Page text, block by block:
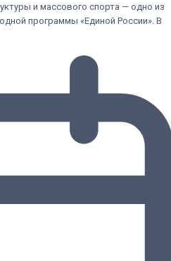
и массового спорта — одно из
программы «Единой России». В